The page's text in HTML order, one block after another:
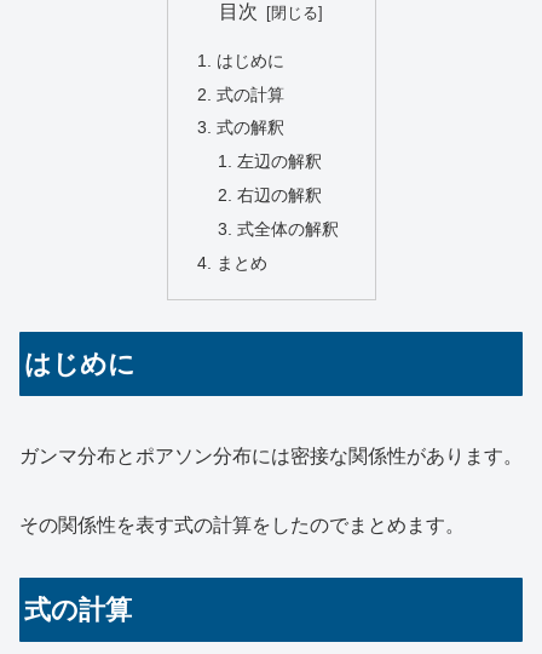
目次
はじめに
式の計算
式の解釈
左辺の解釈
右辺の解釈
式全体の解釈
まとめ
はじめに
ガンマ分布とポアソン分布には密接な関係性があります。
その関係性を表す式の計算をしたのでまとめます。
式の計算